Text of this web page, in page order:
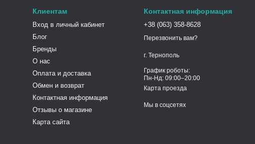
Клиентам
Вход в личный кабинет
Блог
Бренды
О нас
Оплата и доставка
Обмен и возврат
Контактная информация
Отзывы о магазине
Карта сайта
Контактная информация
+38 (063) 358-8628
Перезвонить вам?
г. Тернополь
График роботы:
Пн-Нд: 09:00–20:00
Карта проезда
Мы в соцсетях